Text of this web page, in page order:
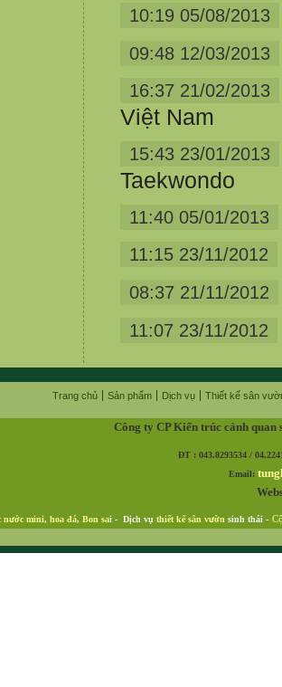
10:19 05/08/2013
09:48 12/03/2013
16:37 21/02/2013
Việt Nam
15:43 23/01/2013
Taekwondo
11:40 05/01/2013
11:15 23/11/2012
08:37 21/11/2012
11:07 23/11/2012
Trang chủ Sản phẩm Dịch vụ Thiết kế sân
Công ty CP Kiến trúc cảnh
ĐT : 043.8293534 /
Email:
nước mini, hoa đá, Bon sai - Dịch vụ thiết kế sân vườn sinh thái -